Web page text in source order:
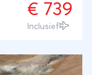
€ 739
Inclusief